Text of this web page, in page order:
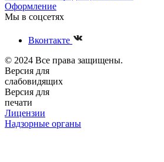
Оформление
Мы в соцсетях
Вконтакте
© 2024 Все права защищены.
Версия для
слабовидящих
Версия для
печати
Лицензии
Надзорные органы